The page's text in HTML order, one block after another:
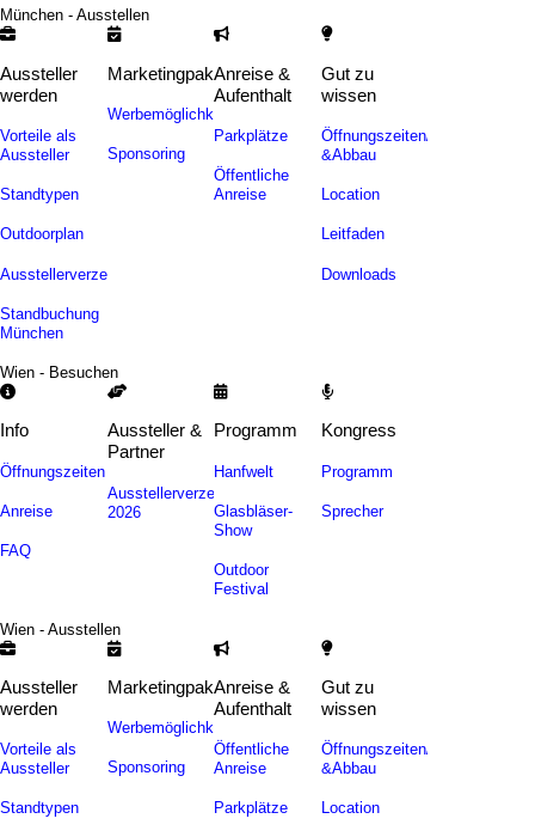
München - Ausstellen
Aussteller
werden
Vorteile als
Aussteller
Standtypen
Outdoorplan
Ausstellerverzeichnis
Standbuchung
München
Marketingpakete
Werbemöglichkeiten
Sponsoring
Anreise &
Aufenthalt
Parkplätze
Öffentliche
Anreise
Gut zu
wissen
Öffnungszeiten/Auf-
&Abbau
Location
Leitfaden
Downloads
Wien - Besuchen
Info
Öffnungszeiten
Anreise
FAQ
Aussteller &
Partner
Ausstellerverzeichnis
2026
Programm
Hanfwelt
Glasbläser-
Show
Outdoor
Festival
Kongress
Programm
Sprecher
Wien - Ausstellen
Aussteller
werden
Vorteile als
Aussteller
Standtypen
Marketingpakete
Werbemöglichkeiten
Sponsoring
Anreise &
Aufenthalt
Öffentliche
Anreise
Parkplätze
Gut zu
wissen
Öffnungszeiten/Auf-
&Abbau
Location